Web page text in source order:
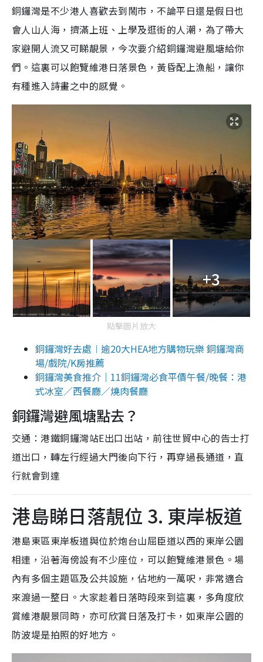
銅鑼灣是不少港人喜歡去到鬧市，不論平日還是假日也
會人山人海，擠滿上班、上學及逛街的人潮，為了帶大
家避開人流又可睇靚景，今次要介紹銅鑼灣避風塘給你
們。這裏可以飽覽維港日落景色，黃昏配上漁船，讓你
有種進入詩畫之中的感覺。
+3
點擊圖片放大
銅鑼灣好去處︱逾20大HEA地方購物玩樂 銅鑼灣商
場/戲院/K房推薦
銅鑼灣美食推介｜11銅鑼灣必食平價午餐/晚餐：港
式冰室／西餐廳／燒肉餐廳
銅鑼灣避風塘點去？
交通：港鐵銅鑼灣站E出口出站，前往世貿中心的告士打
道出口，轉左行經過大門後向下行，再穿過長通道，直
行就會到達
港島睇日落靚位 3. 東岸板道
港島東區東岸板道與位於炮台山屈臣道以西的東岸公園
相連，沿著海傍設有不少座位，可以飽覽維港景色。場
內有多個主題區及公共設施，佔地約一萬呎，非常適合
來渡過一整日。大家趁着日落時段來到這裏，多角度欣
賞維港靚景同時，亦可欣賞日落及打卡，如東岸公園的
防波堤是拍照的好地方。